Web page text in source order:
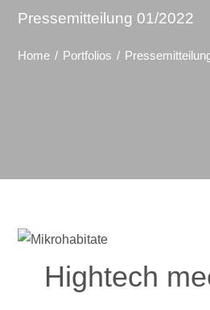
Pressemitteilung 01/2022
Home Portfolios
Hightech